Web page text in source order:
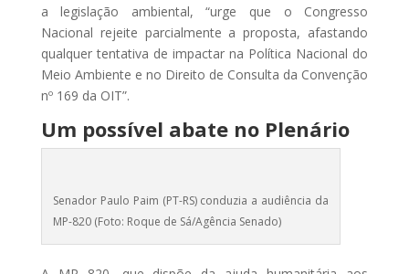
a legislação ambiental, “urge que o Congresso
Nacional rejeite parcialmente a proposta, afastando
qualquer tentativa de impactar na Política Nacional do
Meio Ambiente e no Direito de Consulta da Convenção
nº 169 da OIT”.
Um possível abate no Plenário
Senador Paulo Paim (PT-RS) conduzia a audiência da
MP-820 (Foto: Roque de Sá/Agência Senado)